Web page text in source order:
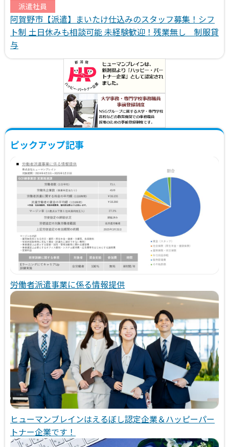
派遣社員
阿賀野市【派遣】まいたけ仕込みのスタッフ募集！シフ
ト制 土日休みも相談可能 未経験歓迎！残業無し 制服貸
与
ピックアップ記事
労働者派遣事業に係る情報提供
ヒューマンブレインはえるぼし認定企業＆ハッピーパー
トナー企業です！